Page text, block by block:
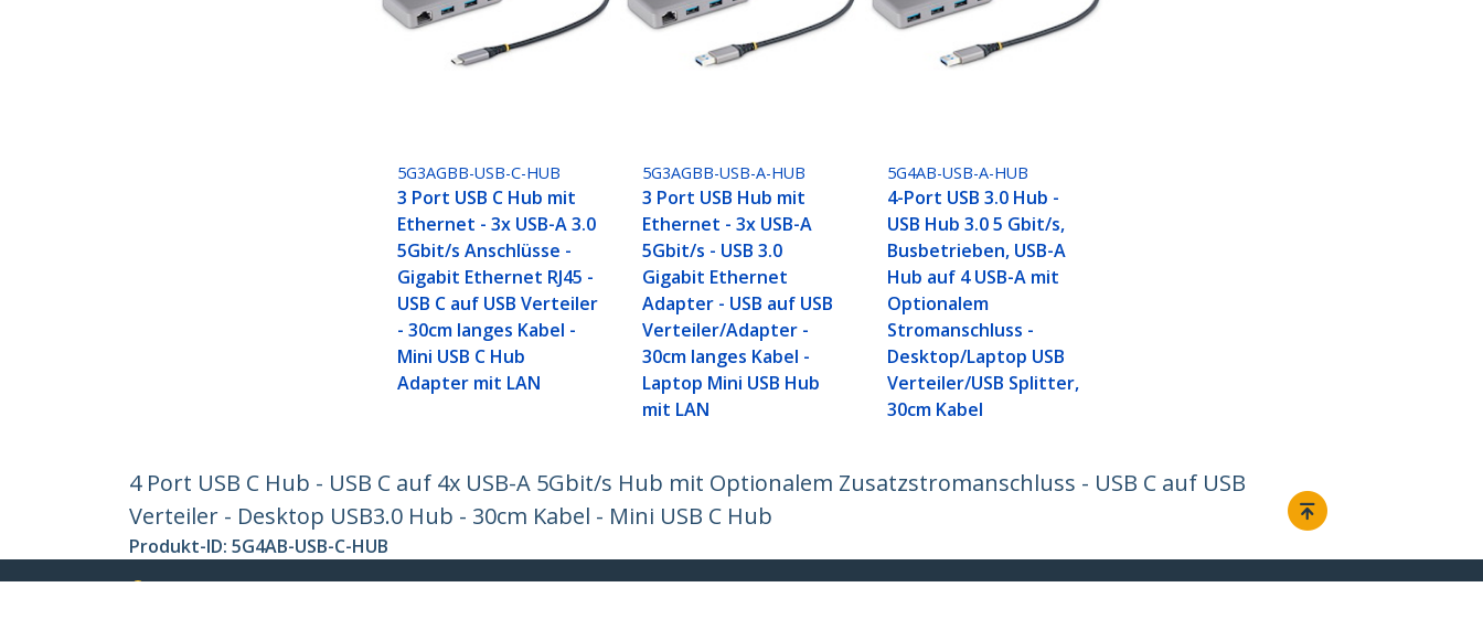
5G3AGBB-USB-C-HUB
3 Port USB C Hub mit
Ethernet - 3x USB-A 3.0
5Gbit/s Anschlüsse -
Gigabit Ethernet RJ45 -
USB C auf USB Verteiler
- 30cm langes Kabel -
Mini USB C Hub
Adapter mit LAN
5G3AGBB-USB-A-HUB
3 Port USB Hub mit
Ethernet - 3x USB-A
5Gbit/s - USB 3.0
Gigabit Ethernet
Adapter - USB auf USB
Verteiler/Adapter -
30cm langes Kabel -
Laptop Mini USB Hub
mit LAN
5G4AB-USB-A-HUB
4-Port USB 3.0 Hub -
USB Hub 3.0 5 Gbit/s,
Busbetrieben, USB-A
Hub auf 4 USB-A mit
Optionalem
Stromanschluss -
Desktop/Laptop USB
Verteiler/USB Splitter,
30cm Kabel
4 Port USB C Hub - USB C auf 4x USB-A 5Gbit/s Hub mit Optionalem Zusatzstromanschluss - USB C auf USB
Verteiler - Desktop USB3.0 Hub - 30cm Kabel - Mini USB C Hub
Produkt-ID: 5G4AB-USB-C-HUB
Werden Sie ein Partner
StarTech.com Kunden Support Verbinden